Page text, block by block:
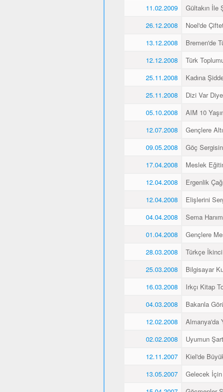
11.02.2009
Gültakın İle
26.12.2008
Noel'de
13.12.2008
Bremen'de
12.12.2008
Türk
25.11.2008
Kadına
25.11.2008
Dizi Var
05.10.2008
AIM 10
12.07.2008
Gençlere
09.05.2008
Göç
17.04.2008
Meslek
12.04.2008
Ergenlik
12.04.2008
Elişlerini
04.04.2008
Sema
01.04.2008
Gençlere
28.03.2008
Türkçe
25.03.2008
Bilgisayar
16.03.2008
Irkçı Kitap
04.03.2008
Bakanla
12.02.2008
Almanya'da
02.02.2008
Uyumun
12.11.2007
Kiel'de
13.05.2007
Gelecek